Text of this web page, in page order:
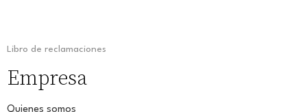
Libro de reclamaciones
Empresa
Quienes somos